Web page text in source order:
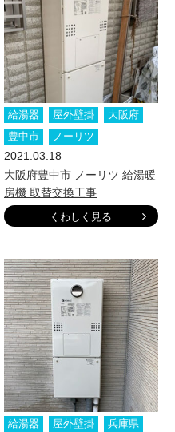
給湯器 屋外壁掛
大阪府
豊中市
ノーリツ
2021.03.18
大阪府豊中市 ノーリツ 給湯暖
房機 取替交換工事
くわしく見る
給湯器 屋外壁掛
兵庫県